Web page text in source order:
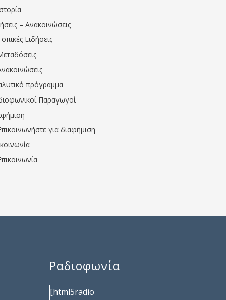
– Ανακοινώσεις
Ειδήσεις
πρόγραμμα
Παραγωγοί
για διαφήμιση
Ραδιοφωνία
[html5radio